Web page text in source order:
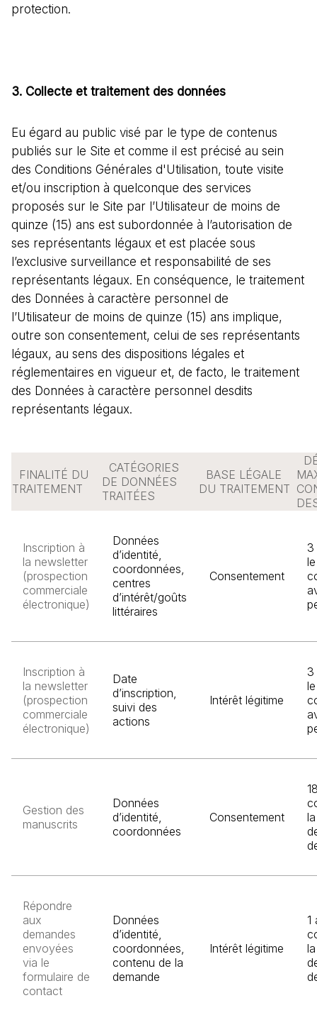
protection.
3. Collecte et traitement des données
Eu égard au public visé par le type de contenus
publiés sur le Site et comme il est précisé au sein
des Conditions Générales d'Utilisation, toute visite
et/ou inscription à quelconque des services
proposés sur le Site par l’Utilisateur de moins de
quinze (15) ans est subordonnée à l’autorisation de
ses représentants légaux et est placée sous
l’exclusive surveillance et responsabilité de ses
représentants légaux. En conséquence, le traitement
des Données à caractère personnel de
l’Utilisateur de moins de quinze (15) ans implique,
outre son consentement, celui de ses représentants
légaux, au sens des dispositions légales et
réglementaires en vigueur et, de facto, le traitement
des Données à caractère personnel desdits
représentants légaux.
FINALITÉ DU
TRAITEMENT
CATÉGORIES
DE DONNÉES
TRAITÉES
BASE LÉGALE
DU TRAITEMENT
Inscription à
la newsletter
(prospection
commerciale
électronique)
Données
d’identité,
coordonnées,
centres
d’intérêt/goûts
littéraires
Consentement
3
Inscription à
la newsletter
(prospection
commerciale
électronique)
Date
d’inscription,
suivi des
actions
Intérêt légitime
3
Gestion des
manuscrits
Données
d’identité,
coordonnées
Consentement
Répondre
aux
demandes
envoyées
via le
formulaire de
contact
Données
d’identité,
coordonnées,
contenu de la
demande
Intérêt légitime
1